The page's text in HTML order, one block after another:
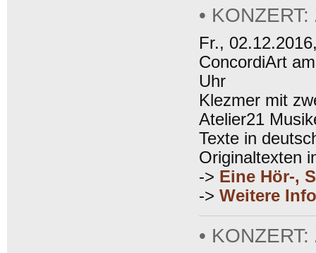
•
Fr.,
ConcordiArt
Uhr
Klezmer mit
Atelier21
Texte in
Originaltexten
-> Eine Hör-,
-> Weitere
•